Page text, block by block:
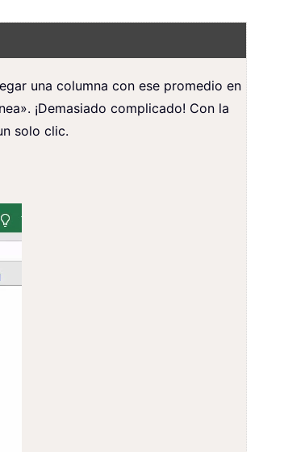
una columna con ese promedio en
¡Demasiado complicado! Con la
solo clic.